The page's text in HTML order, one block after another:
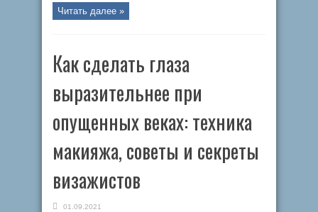
Читать далее »
Как сделать глаза
выразительнее при
опущенных веках: техника
макияжа, советы и секреты
визажистов
01.09.2021